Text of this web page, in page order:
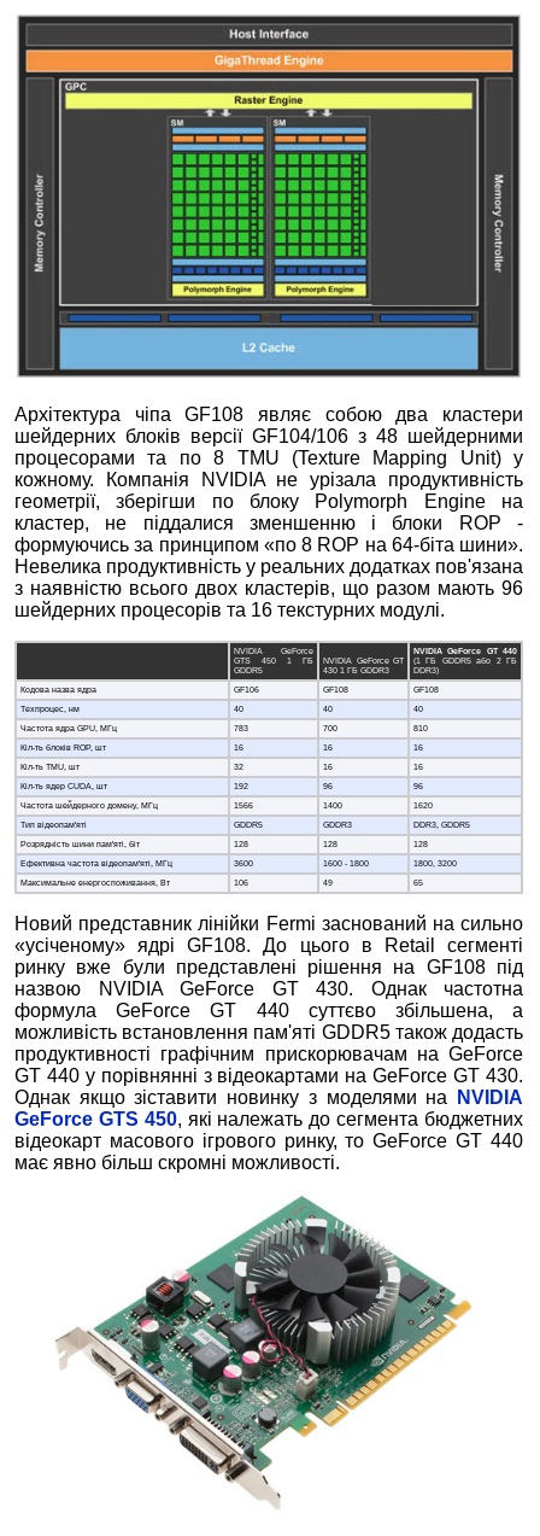
Архітектура чіпа GF108 являє собою два кластери
шейдерних блоків версії GF104/106 з 48 шейдерними
процесорами та по 8 TMU (Texture Mapping Unit) у
кожному. Компанія NVIDIA не урізала продуктивність
геометрії, зберігши по блоку Polymorph Engine на
кластер, не піддалися зменшенню і блоки ROP -
формуючись за принципом «по 8 ROP на 64-біта шини».
Невелика продуктивність у реальних додатках пов'язана
з наявністю всього двох кластерів, що разом мають 96
шейдерних процесорів та 16 текстурних модулі.
NVIDIA GeForce
GTS 450 1 ГБ
GDDR5
NVIDIA GeForce GT
430 1 ГБ GDDR3
NVIDIA GeForce GT 440
(1 ГБ GDDR5 або 2 ГБ
DDR3)
Кодова назва ядра
GF106 GF108
GF108
Техпроцес, нм
40 40
40
Частота ядра GPU, МГц
783 700
810
Кіл-ть блоків ROP, шт
16 16
16
Кіл-ть TMU, шт
32 16
16
Кіл-ть ядер CUDA, шт
192 96
96
Частота шейдерного домену, МГц
1566 1400
1620
Тип відеопам'яті
GDDR5 GDDR3
DDR3, GDDR5
Розрядність шини пам'яті, біт
128 128
128
Ефективна частота відеопам'яті, МГц
3600 1600 - 1800
1800, 3200
Максимальне енергоспоживання, Вт
106 49 65
Новий представник лінійки Fermi заснований на сильно
«усіченому» ядрі GF108. До цього в Retail сегменті
ринку вже були представлені рішення на GF108 під
назвою NVIDIA GeForce GT 430. Однак частотна
формула GeForce GT 440 суттєво збільшена, а
можливість встановлення пам'яті GDDR5 також додасть
продуктивності графічним прискорювачам на GeForce
GT 440 у порівнянні з відеокартами на GeForce GT 430.
Однак якщо зіставити новинку з моделями на
NVIDIA
GeForce GTS 450, які належать до сегмента бюджетних
відеокарт масового ігрового ринку, то GeForce GT 440
має явно більш скромні можливості.